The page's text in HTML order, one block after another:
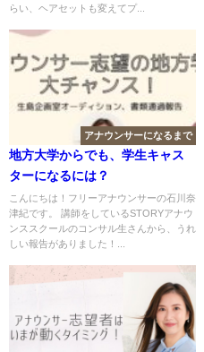
らい、ヘアセットも変えてプ...
アナウンサーになるまで
地方大学からでも、学生キャス
ターになるには？
こんにちは！フリーアナウンサーの石川奈
津紀です。 講師をしているSTORYアナウ
ンススクールのコンサル生さんから、うれ
しい報告がありました！...